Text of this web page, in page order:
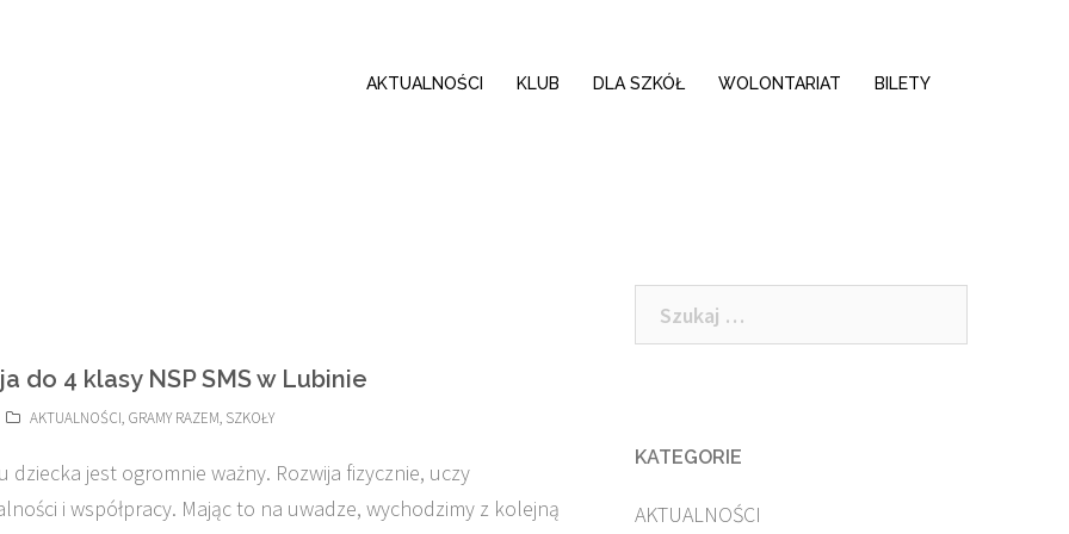
AKTUALNOŚCI KLUB DLA SZKÓŁ WOLONTARIAT BILETY
do 4 klasy NSP SMS w Lubinie
AKTUALNOŚCI, GRAMY RAZEM, SZKOŁY
dziecka jest ogromnie ważny. Rozwija fizycznie, uczy
i współpracy. Mając to na uwadze, wychodzimy z kolejną
Szukaj:
KATEGORIE
AKTUALNOŚCI